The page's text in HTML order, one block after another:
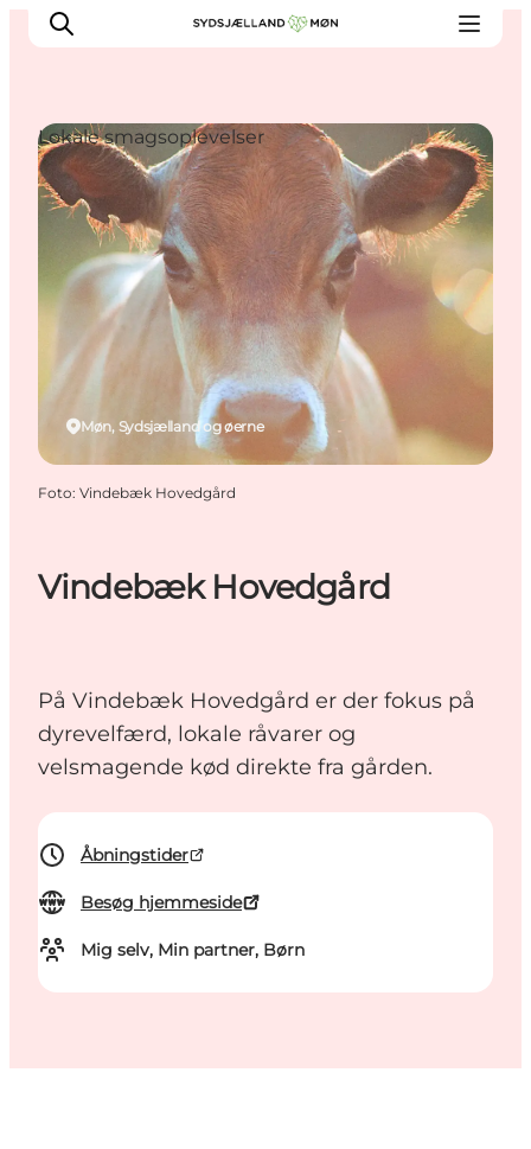
Oplev
Byer og steder
Events
Spis
Overnat
Planlæg din tur
Vindebæk Hovedgård
På Vindebæk Hovedgård er der fokus på
dyrevelfærd, lokale råvarer og
velsmagende kød direkte fra gården.
Åbningstider
Besøg hjemmeside
Mig selv, Min partner, Børn
Møn, Sydsjælland og øerne
Lokale smagsoplevelser
Foto: Vindebæk Hovedgård